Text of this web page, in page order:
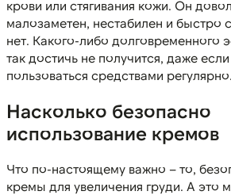
крови или стягивания кожи. Он
малозаметен, нестабилен и быстро
нет. Какого-либо долговременного
так достичь не получится, даже если
пользоваться средствами регулярно.
Насколько безопасно
использование кремов
Что по-настоящему важно – то,
кремы для увеличения груди. А это